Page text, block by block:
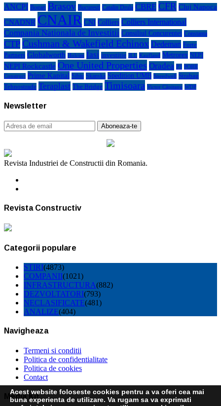
ANCPI Bogart Brasov Bucuresti Catalin Drula CBRE CFR Cluj Napoca
CNADNR CNAIR CNI Colliers Colliers International
Compania Nationala de Investitii Consiliul Concurentei Constanta
CTP Cushman & Wakefield Echinox Dedeman Forte
Partners Globalworth Holcim Iasi investitie JLL Kaufland Metrorex NEPI
NEPI Rockcastle One United Properties Oradea P3 PORR
Construct Prime Kapital Sibiu Skanska Spedition UMB Speedwell Strabag
Tehnostrade Teraplast The Bridge Timisoara Victor Căpitanu WDP
Newsletter
Revista Industriei de Constructii din Romania.
Revista Constructiv
Categorii populare
STIRI(4873)
COMPANII(1021)
INFRASTRUCTURA(882)
DEZVOLTATORI(793)
NECLASIFICATE(481)
ANALIZE(404)
Navigheaza
Termeni si conditii
Politica de confidentialitate
Politica de cookies
Contact
Media Kit
Acest website foloseste cookies pentru a va oferi cea mai
buna experienta de utilizare. Va rugam sa va exprimati